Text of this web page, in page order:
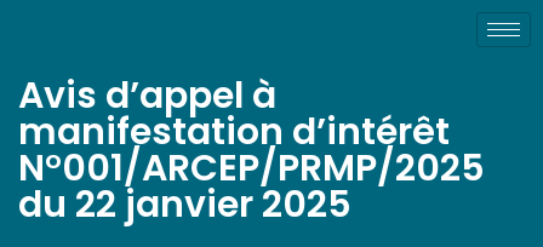
Avis d’appel à
manifestation d’intérêt
N°001/ARCEP/PRMP/2025
du 22 janvier 2025